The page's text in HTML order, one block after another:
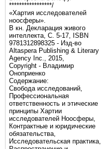
*****************/
«Хартия исследователей
ноосферы».
В кн. Декларация живого
интеллекта, С. 5-17, ISBN
9781312898325 - Изд-во
Altaspera Publishing & Literary
Agency Inc., 2015,
Copyright - Владимир
Оноприенко
Содержание:
Свобода исследований,
Профессиональная
ответственность и этические
принципы Хартии
исследователей Ноосферы,
Контрактные и юридические
обязательства,
Исследовательская практика,